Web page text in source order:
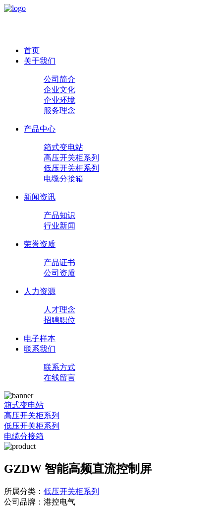
首页
关于我们
公司简介
企业文化
企业环境
服务理念
产品中心
箱式变电站
高压开关柜系列
低压开关柜系列
电缆分接箱
新闻资讯
产品知识
行业新闻
荣誉资质
产品证书
公司资质
人力资源
人才理念
招聘职位
电子样本
联系我们
联系方式
在线留言
箱式变电站
高压开关柜系列
低压开关柜系列
电缆分接箱
GZDW 智能高频直流控制屏
所属分类： 低压开关柜系列
公司品牌： 港控电气